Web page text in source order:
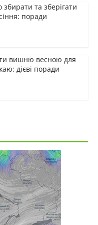
та зберігати
поради
вишню весною для
дієві поради